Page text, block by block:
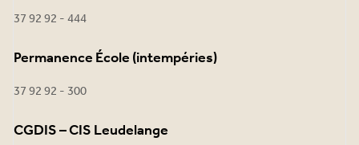
37 92 92 - 444
Permanence École (intempéries)
37 92 92 - 300
CGDIS – CIS Leudelange